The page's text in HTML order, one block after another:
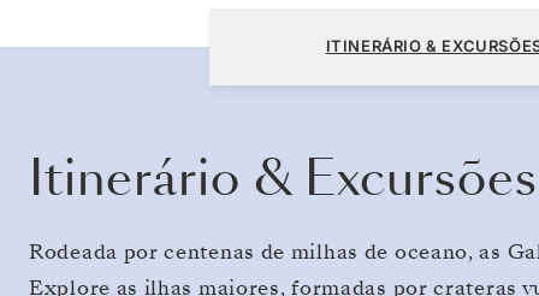
San Cristóbal, Galápagos a San
7
ITINERÁRIO &
Itinerário & Excursões
Rodeada por centenas de milhas de oceano, as
Explore as ilhas maiores, formadas por crateras